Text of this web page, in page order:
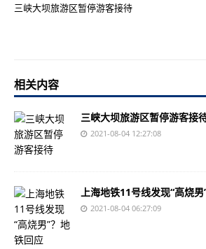
三峡大坝旅游区暂停游客接待
相关内容
三峡大坝旅游区暂停游客接
2021-08-04 12:27:08
上海地铁11号线发现“高烧
2021-08-04 06:27:09